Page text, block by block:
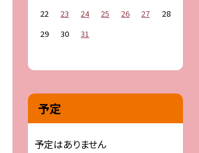
22
23 24 25 26 27
28
29
30 31
予定
予定はありません